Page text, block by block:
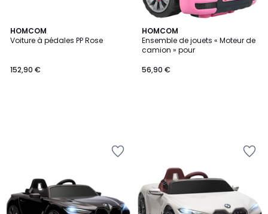
HOMCOM
Voiture à pédales PP Rose
152,90 €
HOMCOM
Ensemble de jouets « Moteur de
camion » pour
56,90 €